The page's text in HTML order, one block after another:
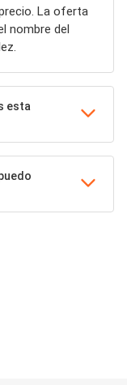
La oferta
nombre del
esta